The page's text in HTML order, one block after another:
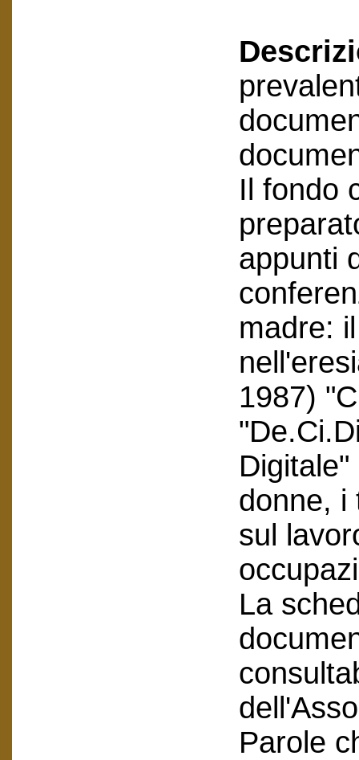
Il fondo
appunti
madre:
1987)
donne, i
sul
La
Parole